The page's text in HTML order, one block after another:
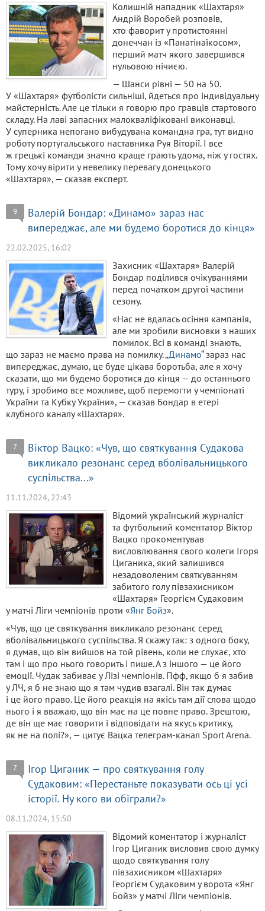
Колишній нападник «Шахтаря»
Андрій Воробей розповів,
хто фаворит у протистоянні
донеччан із «Панатінаїкосом»,
перший матч якого завершився
нульовою нічиєю.
— Шанси рівні — 50 на 50.
У «Шахтаря» футболісти сильніші, йдеться про індивідуальну
майстерність. Але це тільки я говорю про гравців стартового
складу. На лаві запасних малокваліфіковані виконавці.
У суперника непогано вибудувана командна гра, тут видно
роботу португальського наставника Руя Віторії. І все
ж грецькі команди значно краще грають удома, ніж у гостях.
Тому хочу вірити у невелику перевагу донецького
«Шахтаря», — сказав експерт.
9
Валерій Бондар: «Динамо» зараз нас
випереджає, але ми будемо боротися до кінця»
22.02.2025, 16:02
Захисник «Шахтаря» Валерій
Бондар поділився очікуваннями
перед початком другої частини
сезону.
«Нас не вдалась осіння кампанія,
але ми зробили висновки з наших
помилок. Всі в команді знають,
що зараз не маємо права на помилку. „Динамо“ зараз нас
випереджає, думаю, це буде цікава боротьба, але я хочу
сказати, що ми будемо боротися до кінця — до останнього
туру, і зробимо все можливе, щоб перемогти у чемпіонаті
України та Кубку України», — сказав Бондар в етері
клубного каналу «Шахтаря».
7
Віктор Вацко: «Чув, що святкування Судакова
викликало резонанс серед вболівальницького
суспільства...»
11.11.2024, 22:43
Відомий український журналіст
та футбольний коментатор Віктор
Вацко прокоментував
висловлювання свого колеги Ігоря
Циганика, який залишився
незадоволеним святкуванням
забитого голу півзахисником
«Шахтаря» Георгієм Судаковим
у матчі Ліги чемпіонів проти «Янг Бойз».
«Чув, що це святкування викликало резонанс серед
вболівальницького суспільства. Я скажу так: з одного боку,
я думав, що він вийшов на той рівень, коли не слухає, хто
там і що про нього говорить і пише. А з іншого — це його
емоції. Чудак забиває у Лізі чемпіонів. Пфф, якщо б я забив
у ЛЧ, я б не знаю що я там чудив взагалі. Він так думає
і це його право. Це його реакція на якісь там дії слова щодо
нього і я вважаю, що він має на це повне право. Зрештою,
де він ще має говорити і відповідати на якусь критику,
як не на полі?», — цитує Вацка телеграм-канал Sport Arena.
7
Ігор Циганик — про святкування голу
Судаковим: «Перестаньте показувати ось ці усі
історії. Ну кого ви обіграли?»
08.11.2024, 15:50
Відомий коментатор і журналіст
Ігор Циганик висловив свою думку
щодо святкування голу
півзахисником «Шахтаря»
Георгієм Судаковим у ворота «Янг
Бойз» у матчі Ліги чемпіонів.